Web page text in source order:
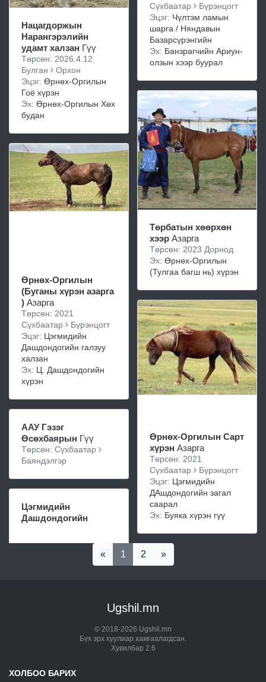
Нацагдоржын
Нарангэрэлийн
удамт халзан Гүү
Төрсөн: 2026.4.12
Булган
Орхон
Эцэг: Өрнөх-Оргилын
Гоё хүрэн
Эх: Өрнөх-Оргилын Хөх
будан
Өрнөх-Оргилын
(Буганы хүрэн азарга
) Азарга
Төрсөн: 2021
Сүхбаатар
Бүрэнцогт
Эцэг: Цэгмидийн
Дашдондогийн галзуу
халзан
Эх: Ц. Дашдондогийн
хүрэн
ААУ Гэзэг
Өсөхбаярын Гүү
Төрсөн: Сүхбаатар
Баяндэлгэр
Цэгмидийн
Дашдондогийн
Сүхбаатар
Бүрэнцогт
Эцэг: Чүлтэм ламын
шарга / Няндавын
Базарсүрэнгийн
Эх: Банзрагчийн Ариун-
олзын хээр буурал
Төрбатын хөөрхөн
хээр Азарга
Төрсөн: 2023 Дорнод
Эх: Өрнөх-Оргилын
(Тулгаа багш нь) хүрэн
Өрнөх-Оргилын Сарт
хүрэн Азарга
Төрсөн: 2021
Сүхбаатар
Бүрэнцогт
Эцэг: Цэгмидийн
ДАшдондогийн загал
саарал
Эх: Буяка хүрэн гүү
« 1 2 »
Ugshil.mn
© 2018-2026 Ugshil.mn
Бүх эрх хуулиар хамгаалагдсан.
Хувилбар 2.6
ХОЛБОО БАРИХ